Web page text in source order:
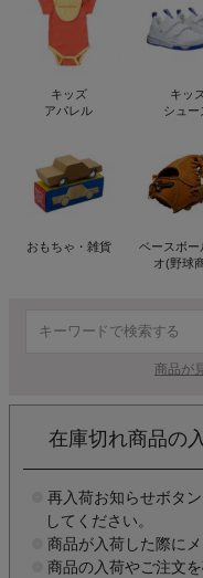
キッズ
アパレル
キッ
シュー
おもちゃ・雑貨
ベースボー
オ(野球
商品が
在庫切れ商品の
再入荷お知らせボタ
してください。
商品が入荷した際に
商品の入荷やご注文